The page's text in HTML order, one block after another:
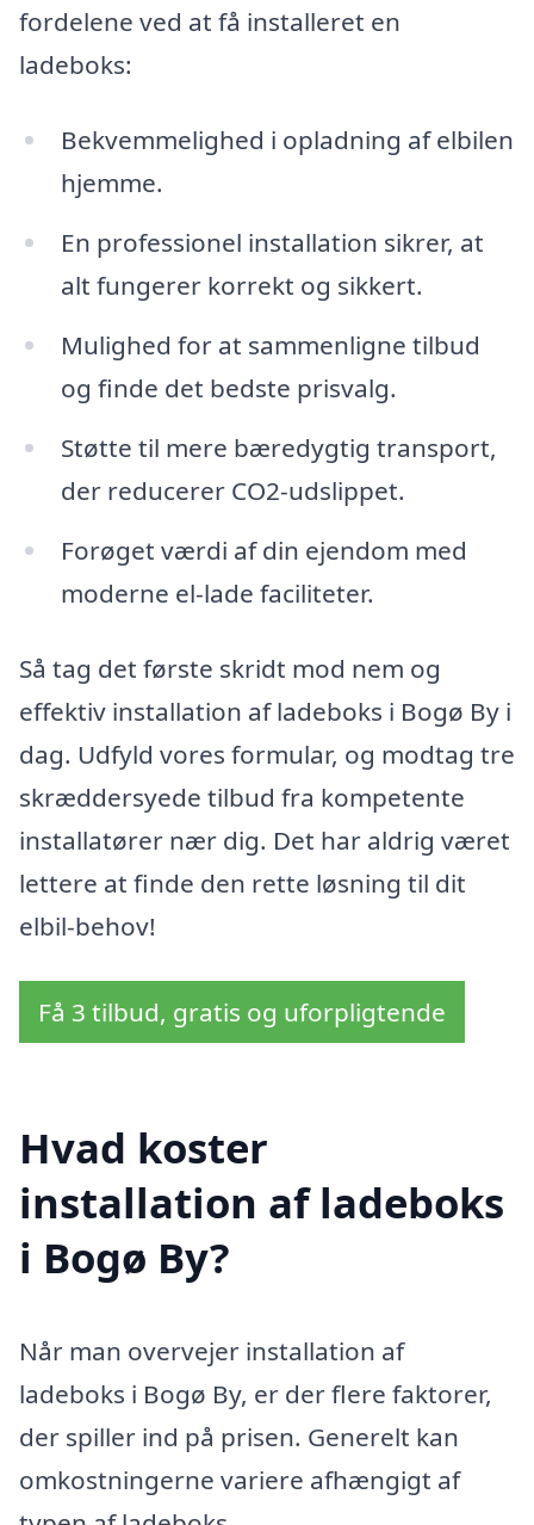
fordelene ved at få installeret en
ladeboks:
Bekvemmelighed i opladning af elbilen
hjemme.
En professionel installation sikrer, at
alt fungerer korrekt og sikkert.
Mulighed for at sammenligne tilbud
og finde det bedste prisvalg.
Støtte til mere bæredygtig transport,
der reducerer CO2-udslippet.
Forøget værdi af din ejendom med
moderne el-lade faciliteter.
Så tag det første skridt mod nem og
effektiv installation af ladeboks i Bogø By i
dag. Udfyld vores formular, og modtag tre
skræddersyede tilbud fra kompetente
installatører nær dig. Det har aldrig været
lettere at finde den rette løsning til dit
elbil-behov!
Få 3 tilbud, gratis og uforpligtende
Hvad koster
installation af ladeboks
i Bogø By?
Når man overvejer installation af
ladeboks i Bogø By, er der flere faktorer,
der spiller ind på prisen. Generelt kan
omkostningerne variere afhængigt af